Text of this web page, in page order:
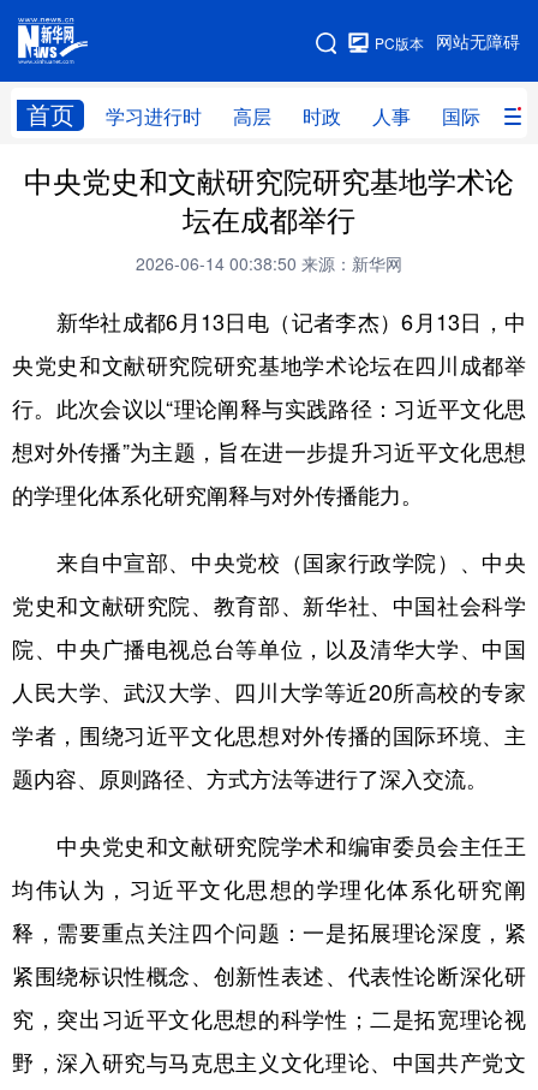
网站无障碍
PC版本
首页 学习进行时 高层 时政 人事 国际 财
网站地图
学习进行时 高层 时政 人事
财经 网评
科技 科创 量子 体育
文化 书画 健康
法律 中央文件 金融
彩票 娱乐 时尚 悦读
公益 一带一路 亚太网 上市公司
文化产业
地方频道
北京 天津 河北 山西
辽宁 吉林 上海 江苏
浙江 安徽 福建 江西
中央党史和文献研究院研究基地学术论
坛在成都举行
2026-06-14 00:38:50 来源：新华网
新华社成都6月13日电（记者李杰）6月13日，中
央党史和文献研究院研究基地学术论坛在四川成都举
行。此次会议以“理论阐释与实践路径：习近平文化思
想对外传播”为主题，旨在进一步提升习近平文化思想
的学理化体系化研究阐释与对外传播能力。
来自中宣部、中央党校（国家行政学院）、中央
党史和文献研究院、教育部、新华社、中国社会科学
院、中央广播电视总台等单位，以及清华大学、中国
人民大学、武汉大学、四川大学等近20所高校的专家
学者，围绕习近平文化思想对外传播的国际环境、主
题内容、原则路径、方式方法等进行了深入交流。
中央党史和文献研究院学术和编审委员会主任王
均伟认为，习近平文化思想的学理化体系化研究阐
释，需要重点关注四个问题：一是拓展理论深度，紧
紧围绕标识性概念、创新性表述、代表性论断深化研
究，突出习近平文化思想的科学性；二是拓宽理论视
野，深入研究与马克思主义文化理论、中国共产党文